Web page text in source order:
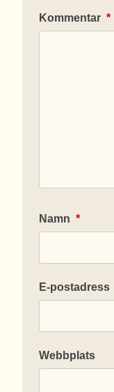
Kommentar *
Namn *
E-postadress
Webbplats